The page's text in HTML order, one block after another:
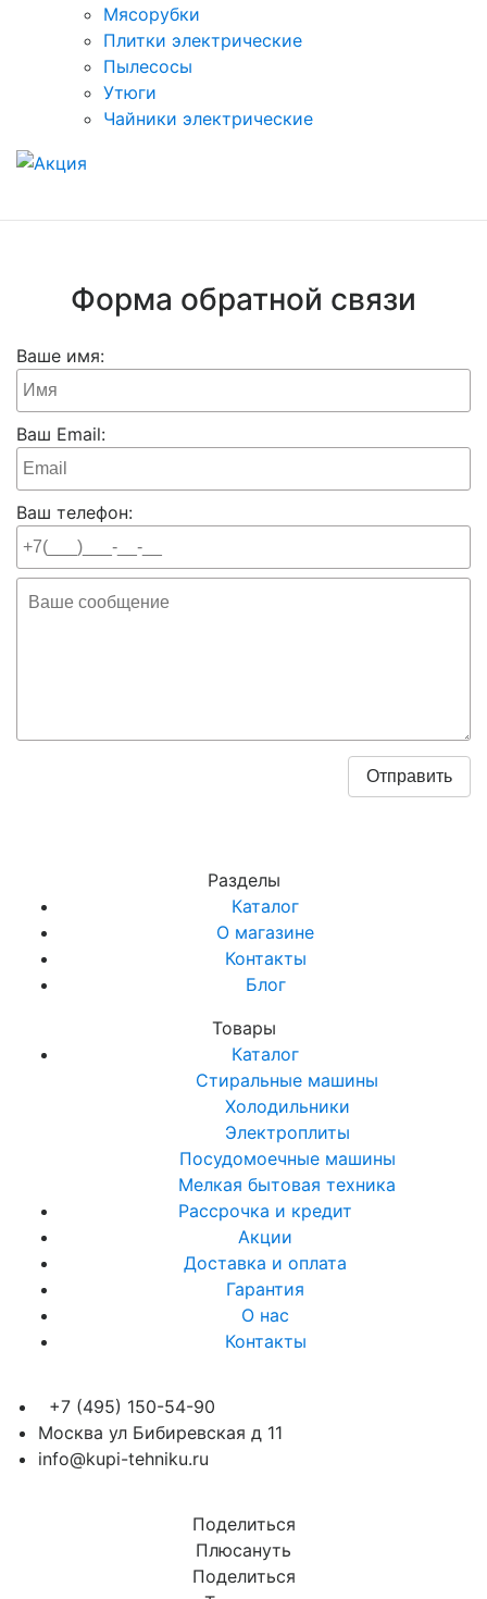
Мясорубки
Плитки электрические
Пылесосы
Утюги
Чайники электрические
Форма обратной связи
Ваше имя:
Ваш Email:
Ваш телефон:
Разделы
Каталог
О магазине
Контакты
Блог
Товары
Каталог
Стиральные машины
Холодильники
Электроплиты
Посудомоечные машины
Мелкая бытовая техника
Рассрочка и кредит
Акции
Доставка и оплата
Гарантия
О нас
Контакты
+7 (495) 150-54-90
Москва ул Бибиревская д 11
info@kupi-tehniku.ru
Поделиться
Плюсануть
Поделиться